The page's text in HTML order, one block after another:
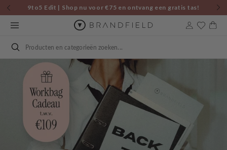
Skip to
content
9to5 Edit | Shop nu voor €75 en ontvang een gratis tas!
Cart
Search